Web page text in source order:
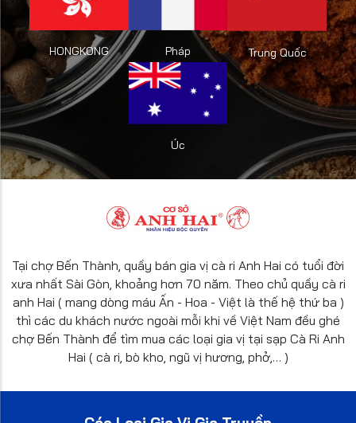
HONGKONG Pháp Trung Quốc
Úc
Tại chợ Bến Thành, quầy bán gia vị cà ri Anh Hai có tuổi đời
xưa nhất Sài Gòn, khoảng hơn 70 năm. Theo chủ quầy cà ri
anh Hai ( mang dòng máu Ấn - Hoa - Việt là thế hệ thứ ba )
thì các du khách nước ngoài mỗi khi về Việt Nam đều ghé
chợ Bến Thành để tìm mua các loại gia vị tại sạp Cà Ri Anh
Hai ( cà ri, bò kho, ngũ vị hương, phở,… )